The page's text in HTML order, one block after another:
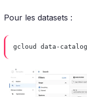
Pour les datasets :
gcloud data-